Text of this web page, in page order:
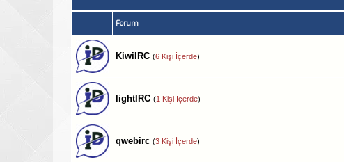
Forum
KiwiIRC (6 Kişi İçerde)
lightIRC (1 Kişi İçerde)
qwebirc (3 Kişi İçerde)